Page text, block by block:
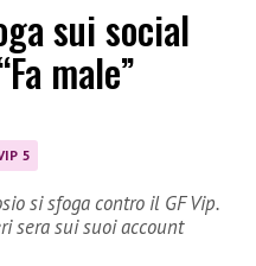
sui social
male”
5
si sfoga contro il GF Vip.
sera sui suoi account